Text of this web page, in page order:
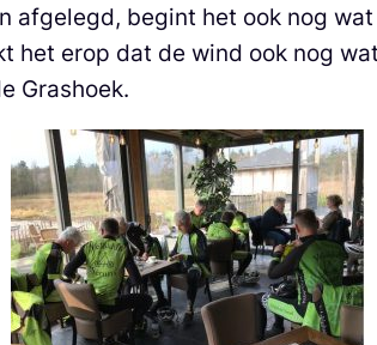
afgelegd, begint het ook nog
erop dat de wind ook nog
Grashoek.